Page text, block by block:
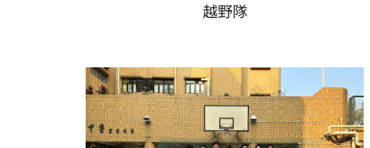
越野隊